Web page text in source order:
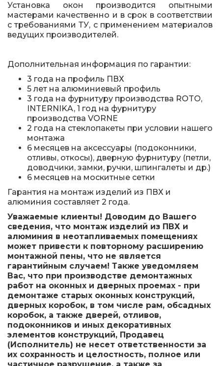
Установка окон производится опытными
мастерами качественно и в срок в соответствии
с требованиями ТУ, с применением материалов
ведущих производителей.
Дополнительная информация по гарантии:
3 года на профиль ПВХ
5 лет на алюминиевый профиль
3 года на фурнитуру производства ROTO,
INTERNIKA, 1 год на фурнитуру
производства VORNE
2 года на стеклопакеты при условии нашего
монтажа
6 месяцев на аксессуары (подоконники,
отливы, откосы), дверную фурнитуру (петли,
доводчики, замки, ручки, шпингалеты и др.)
6 месяцев на москитные сетки
Гарантия на монтаж изделий из ПВХ и
алюминия составляет 2 года.
Уважаемые клиенты! Доводим до Вашего
сведения, что монтаж изделий из ПВХ и
алюминия в неотапливаемых помещениях
может привести к повторному расширению
монтажной пены, что не является
гарантийным случаем! Также уведомляем
Вас, что при производстве демонтажных
работ на оконных и дверных проемах - при
демонтаже старых оконных конструкций,
дверных коробок, в том числе рам, обсадных
коробок, а также дверей, отливов,
подоконников и иных декоративных
элементов конструкций, Продавец
(Исполнитель) не несет ответственности за
их сохранность и целостность, полное или